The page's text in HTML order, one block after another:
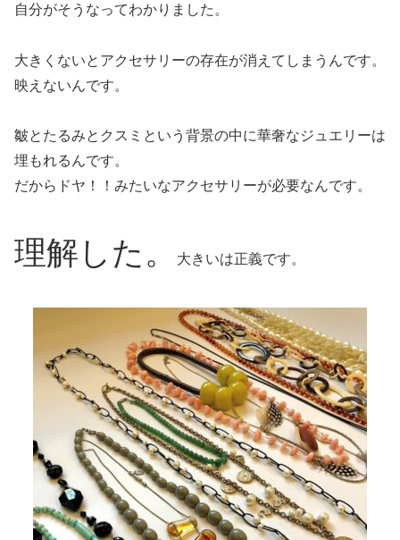
自分がそうなってわかりました。
大きくないとアクセサリーの存在が消えてしまうんです。
映えないんです。
皺とたるみとクスミという背景の中に華奢なジュエリーは
埋もれるんです。
だからドヤ！！みたいなアクセサリーが必要なんです。
理解した。 大きいは正義です。